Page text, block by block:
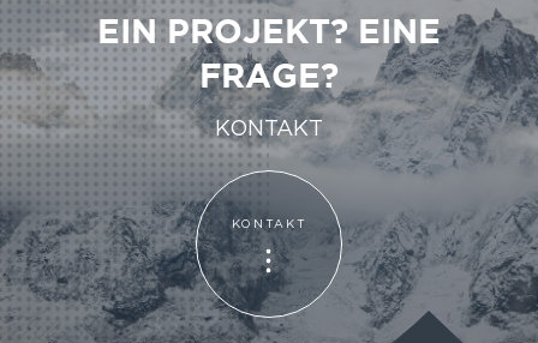
EIN PROJEKT? EINE
FRAGE?
KONTAKT
KONTAKT
KONTAKT